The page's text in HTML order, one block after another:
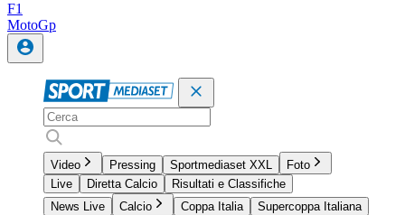
F1
MotoGp
Video Pressing Sportmediaset XXL
Foto
Live
Diretta Calcio
Risultati e Classifiche
News Live
Calcio Coppa Italia
Supercoppa Italiana